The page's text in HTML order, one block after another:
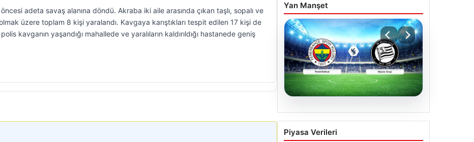
öncesi adeta savaş alanına döndü. Akraba iki aile arasında çıkan taşlı, sopalı ve
üzere toplam 8 kişi yaralandı. Kavgaya karıştıkları tespit edilen 17 kişi de
kavganın yaşandığı mahallede ve yaralıların kaldırıldığı hastanede geniş
Yan Manşet
05.08.2026
CANLI | Fenerbahçe –
Sturm Graz Canlı Maç
Piyasa Verileri